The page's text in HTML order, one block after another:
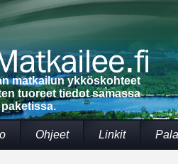
matkailun ykköskohteet
tuoreet tiedot samassa
paketissa.
Ohjeet Linkit